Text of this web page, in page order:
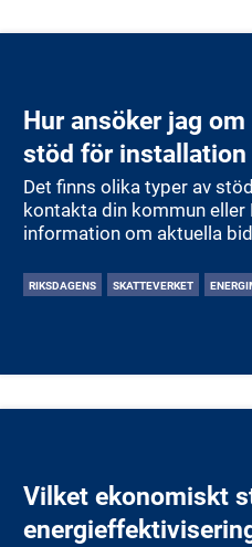
Hur ansöker jag
stöd för installation
Det finns olika typer av
kontakta din kommun
information om aktuella
RIKSDAGENS SKATTEVERKET
Vilket ekonomiskt